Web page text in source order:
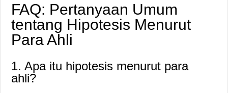
FAQ: Pertanyaan Umum
tentang Hipotesis Menurut
Para Ahli
1. Apa itu hipotesis menurut para
ahli?